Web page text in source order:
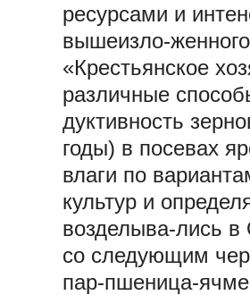
ресурсами и
вышеизло-
«Крестьянское
различные
дуктивность
годы) в посевах
влаги по
культур и
возделыва-лись
со следующим
пар-пшеница-